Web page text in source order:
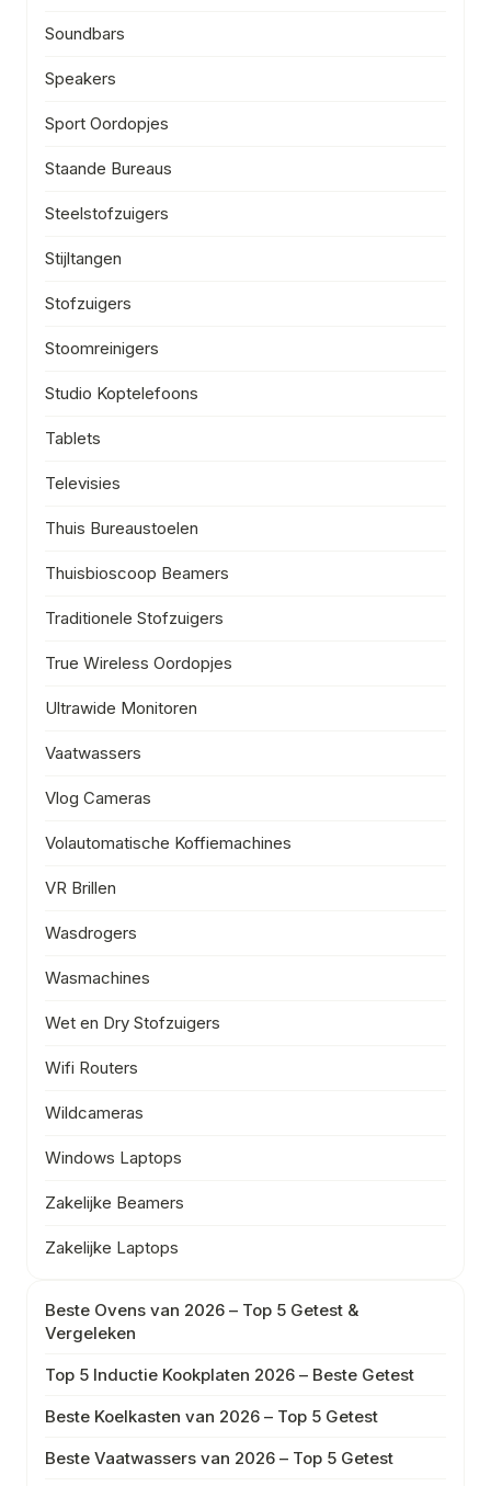
Soundbars
Speakers
Sport Oordopjes
Staande Bureaus
Steelstofzuigers
Stijltangen
Stofzuigers
Stoomreinigers
Studio Koptelefoons
Tablets
Televisies
Thuis Bureaustoelen
Thuisbioscoop Beamers
Traditionele Stofzuigers
True Wireless Oordopjes
Ultrawide Monitoren
Vaatwassers
Vlog Cameras
Volautomatische Koffiemachines
VR Brillen
Wasdrogers
Wasmachines
Wet en Dry Stofzuigers
Wifi Routers
Wildcameras
Windows Laptops
Zakelijke Beamers
Zakelijke Laptops
Beste Ovens van 2026 – Top 5 Getest &
Vergeleken
Top 5 Inductie Kookplaten 2026 – Beste Getest
Beste Koelkasten van 2026 – Top 5 Getest
Beste Vaatwassers van 2026 – Top 5 Getest